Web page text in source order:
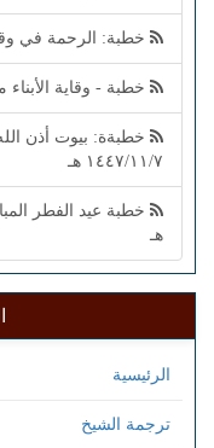
خطبة: الرحمة في وقت
خطبة - وقاية الأبناء من
خطبةة: بيوت أذن
١٤٤٧/١١/٧ هـ
هـ
الرئيسية
ترجمة الشيخ